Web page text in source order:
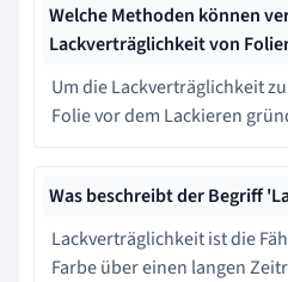
Welche Methoden können
Lackverträglichkeit von
Um die Lackverträglichkeit
Folie vor dem Lackieren
Was beschreibt der Begriff
Lackverträglichkeit ist die
Farbe über einen langen